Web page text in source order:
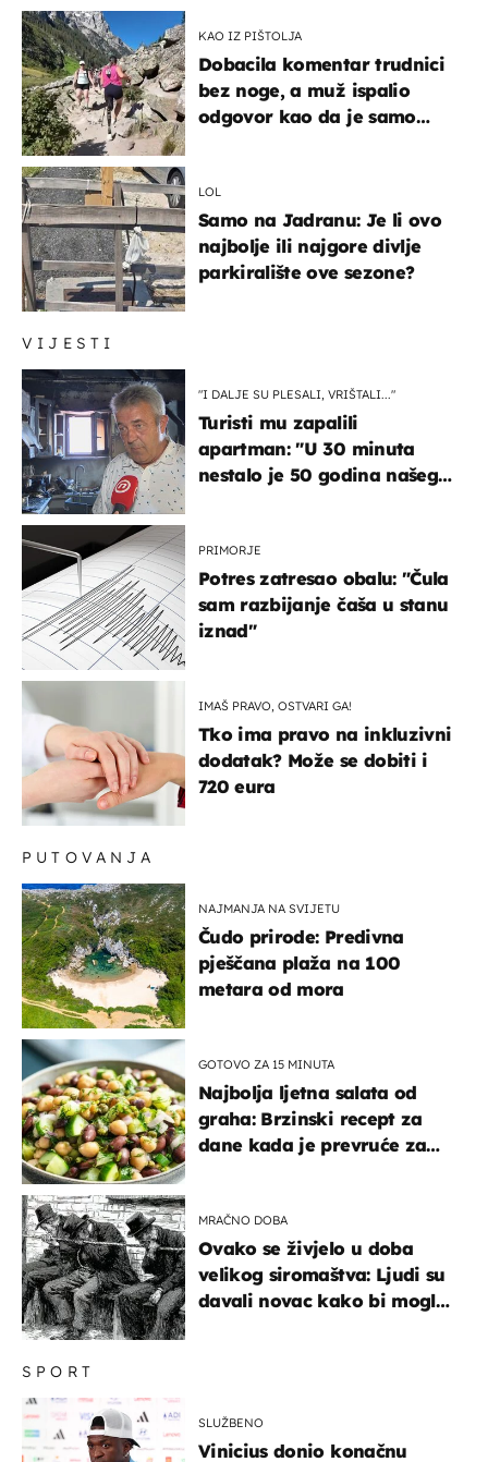
VIJESTI
"I DALJE SU PLESALI, VRIŠTALI..."
Turisti mu zapalili
apartman: "U 30 minuta
nestalo je 50 godina našeg
PRIMORJE
Potres zatresao obalu: "Čula
sam razbijanje čaša u stanu
iznad"
IMAŠ PRAVO, OSTVARI GA!
Tko ima pravo na inkluzivni
dodatak? Može se dobiti i
720 eura
KAO IZ PIŠTOLJA
Dobacila komentar trudnici
bez noge, a muž ispalio
odgovor kao da je samo
LOL
Samo na Jadranu: Je li ovo
najbolje ili najgore divlje
parkiralište ove sezone?
SPORT
SLUŽBENO
Vinicius donio konačnu
PUTOVANJA
NAJMANJA NA SVIJETU
Čudo prirode: Predivna
pješčana plaža na 100
metara od mora
GOTOVO ZA 15 MINUTA
Najbolja ljetna salata od
graha: Brzinski recept za
dane kada je prevruće za
MRAČNO DOBA
Ovako se živjelo u doba
velikog siromaštva: Ljudi su
davali novac kako bi mogli